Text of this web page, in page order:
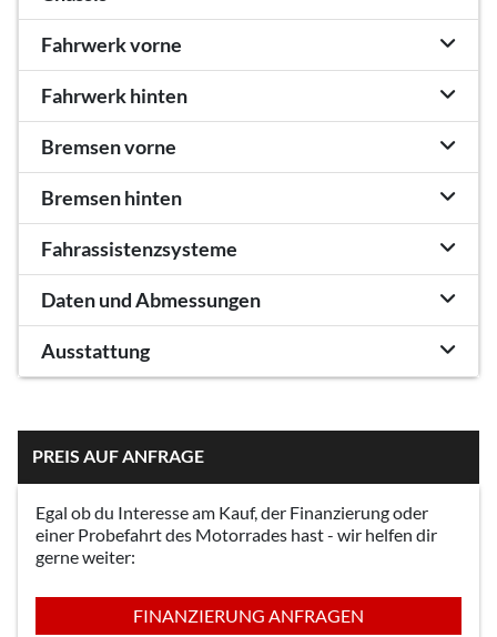
Fahrwerk vorne
Fahrwerk hinten
Bremsen vorne
Bremsen hinten
Fahrassistenzsysteme
Daten und Abmessungen
Ausstattung
PREIS AUF ANFRAGE
Egal ob du Interesse am Kauf, der Finanzierung oder
einer Probefahrt des Motorrades hast - wir helfen dir
gerne weiter:
FINANZIERUNG ANFRAGEN